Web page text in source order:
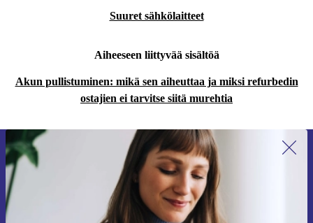
Suuret sähkölaitteet
Aiheeseen liittyvää sisältöä
Akun pullistuminen: mikä sen aiheuttaa ja miksi refurbedin
ostajien ei tarvitse siitä murehtia
Liity ensimmäistä kertaa uutiskirjeen
tilaajaksi ja säästä 15 €!
Älä missaa enää yhtäkään tarjousta.